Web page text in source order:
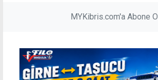
MYKibris.com'a Abone Ol